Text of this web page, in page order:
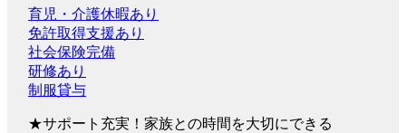
育児・介護休暇あり
免許取得支援あり
社会保険完備
研修あり
制服貸与
★サポート充実！家族との時間を大切にできる